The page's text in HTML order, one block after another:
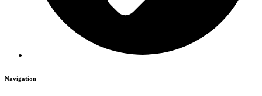
Navigation